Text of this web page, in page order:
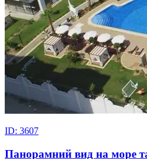
ID: 3607
Панорамний вид на море